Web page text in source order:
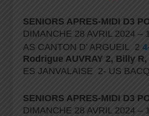
SENIORS APRES-MIDI D3
DIMANCHE 28 AVRIL 2024 –
AS CANTON D’ ARGUEIL 2
Rodrigue AUVRAY 2, Billy
ES JANVALAISE 2- US
SENIORS APRES-MIDI D3
DIMANCHE 28 AVRIL 2024 –